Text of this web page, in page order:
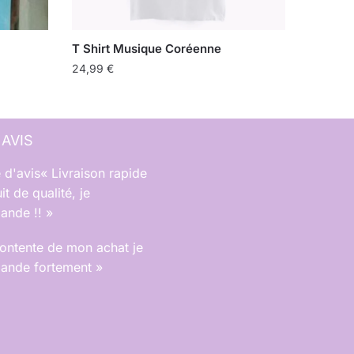
T Shirt Musique Coréenne
24,99 €
« Livraison rapide
de qualité, je
!! »
de mon achat je
fortement »